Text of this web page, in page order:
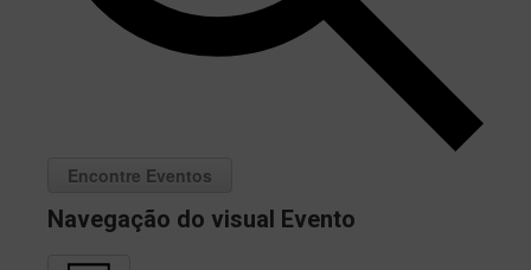
Encontre Eventos
Navegação do visual Evento